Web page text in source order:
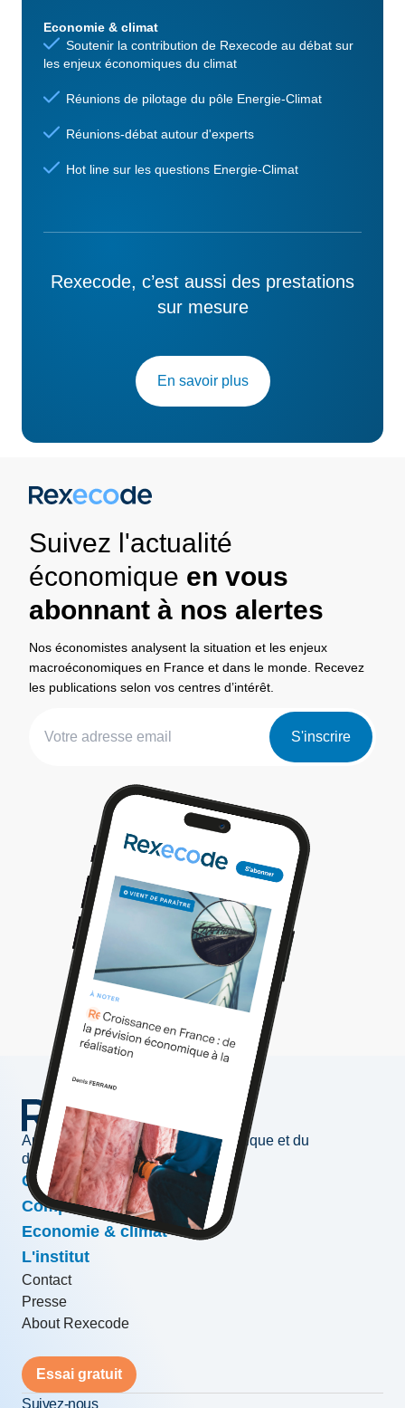
Economie & climat
Soutenir la contribution de Rexecode au débat sur
les enjeux économiques du climat
Réunions de pilotage du pôle Energie-Climat
Réunions-débat autour d'experts
Hot line sur les questions Energie-Climat
Rexecode, c’est aussi des prestations
sur mesure
En savoir plus
Suivez l'actualité
économique en vous
abonnant à nos alertes
Nos économistes analysent la situation et les enjeux
macroéconomiques en France et dans le monde. Recevez
les publications selon vos centres d’intérêt.
S'inscrire
Au service de l'information économique et du
développement des entreprises
Conjoncture & prévisions
Compétitivité & croissance
Economie & climat
L'institut
Contact
Presse
About Rexecode
Essai gratuit
Suivez-nous